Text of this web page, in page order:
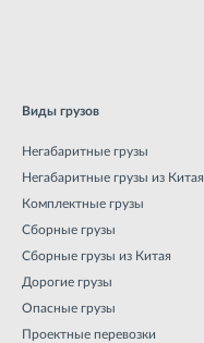
Виды грузов
Негабаритные грузы
Негабаритные грузы из Китая
Комплектные грузы
Сборные грузы
Сборные грузы из Китая
Дорогие грузы
Опасные грузы
Проектные перевозки